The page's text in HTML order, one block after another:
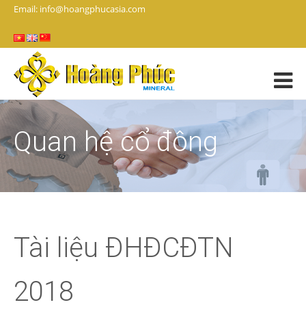
Email: info@hoangphucasia.com
Quan hệ cổ đông
Tài liệu ĐHĐCĐTN
2018